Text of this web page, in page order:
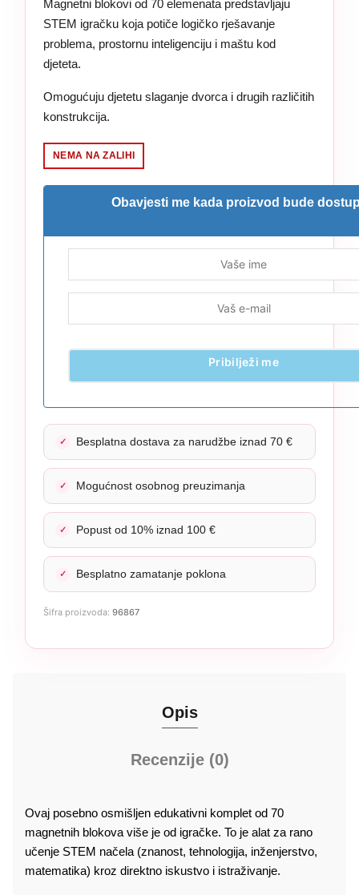
Magnetni blokovi od 70 elemenata predstavljaju
STEM igračku koja potiče logičko rješavanje
problema, prostornu inteligenciju i maštu kod
djeteta.
Omogućuju djetetu slaganje dvorca i drugih različitih
konstrukcija.
NEMA NA ZALIHI
Obavjesti me kada proizvod bude
Pribilježi me
Besplatna dostava za narudžbe iznad 70 €
Mogućnost osobnog preuzimanja
Popust od 10% iznad 100 €
Besplatno zamatanje poklona
Šifra proizvoda: 96867
Opis
Recenzije (0)
Ovaj posebno osmišljen edukativni komplet od 70
magnetnih blokova više je od igračke. To je alat za rano
učenje STEM načela (znanost, tehnologija, inženjerstvo,
matematika) kroz direktno iskustvo i istraživanje.